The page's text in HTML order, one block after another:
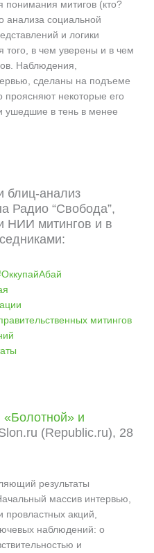
митигов (кто?
анализа социальной
и логики
того, в чем уверены и в чем
Наблюдения,
сделаны на подъеме
проясняют некоторые его
ушедшие в тень в менее
блиц-анализ
Радио “Свобода”,
НИИ митингов и в
митингов
и
(Republic.ru), 28
результаты
массив интервью,
акций,
наблюдений: о
и